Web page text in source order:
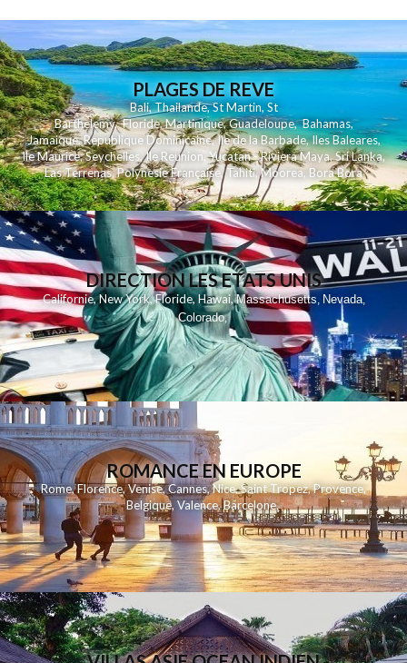
PLAGES DE REVE
Bali,Thailande,St Martin,St
Barthelemy,Floride,Martinique,Guadeloupe,Bahamas,
Jamaique,Republique Dominicaine,Ile de la Barbade,Iles Baleares,
Ile Maurice,Seychelles,Ile Reunion,Yucatan - Riviera Maya,Sri Lanka,
Las Terrenas,Polynesie Française,Tahiti,Moorea, Bora Bora
DIRECTION LES ETATS UNIS
Californie,New York,Floride,Hawai,Massachusetts, Nevada,
Colorado,
ROMANCE EN EUROPE
Rome,Florence,Venise,Cannes,Nice,Saint Tropez,Provence,
Belgique,Valence,Barcelone,